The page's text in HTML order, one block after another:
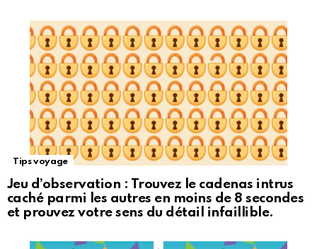
Tips voyage
Jeu d’observation : Trouvez le cadenas intrus
caché parmi les autres en moins de 8 secondes
et prouvez votre sens du détail infaillible.